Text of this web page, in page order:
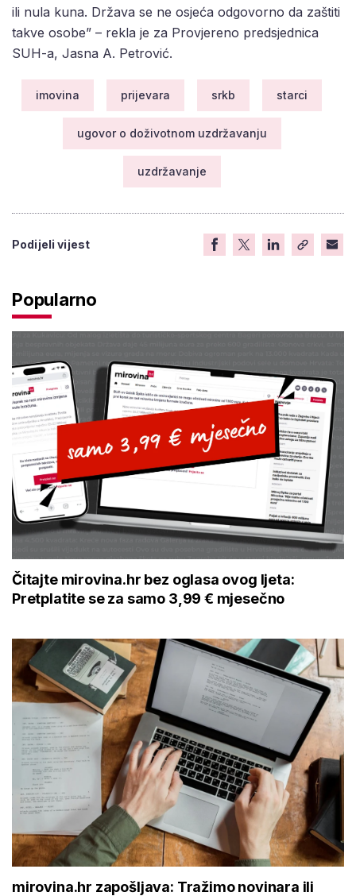
ili nula kuna. Država se ne osjeća odgovorno da zaštiti
takve osobe” – rekla je za Provjereno predsjednica
SUH-a, Jasna A. Petrović.
imovina prijevara srkb starci
ugovor o doživotnom uzdržavanju
uzdržavanje
Podijeli vijest
Popularno
Čitajte mirovina.hr bez oglasa ovog ljeta:
Pretplatite se za samo 3,99 € mjesečno
mirovina.hr zapošljava: Tražimo novinara ili